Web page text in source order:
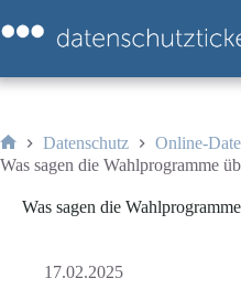
Inhalt
springen
Start
Datenschutz Online-
Was sagen die Wahlprogramme
Was sagen die
17.02.2025